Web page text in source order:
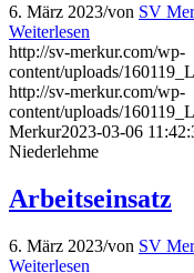
6. März 2023/von SV
Weiterlesen
http://sv-merkur.com/wp-
content/uploads/
http://sv-merkur.com/wp-
content/uploads/
Merkur2023-03-06
Niederlehme
Arbeitseinsatz
6. März 2023/von SV
Weiterlesen